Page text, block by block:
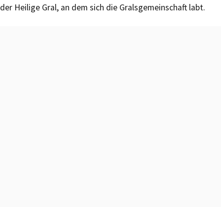
der Heilige Gral, an dem sich die Gralsgemeinschaft labt.